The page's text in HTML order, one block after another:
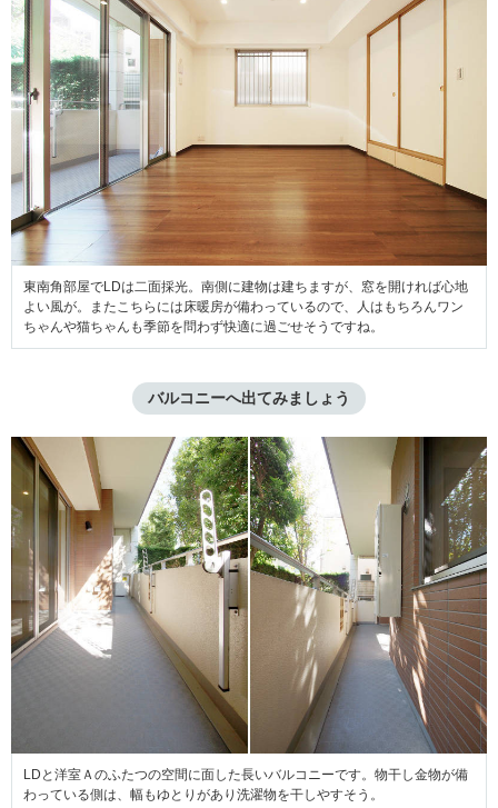
東南角部屋でLDは二面採光。南側に建物は建ちますが、窓を開ければ心地
よい風が。またこちらには床暖房が備わっているので、人はもちろんワン
ちゃんや猫ちゃんも季節を問わず快適に過ごせそうですね。
バルコニーへ出てみましょう
LDと洋室Ａのふたつの空間に面した長いバルコニーです。物干し金物が備
わっている側は、幅もゆとりがあり洗濯物を干しやすそう。